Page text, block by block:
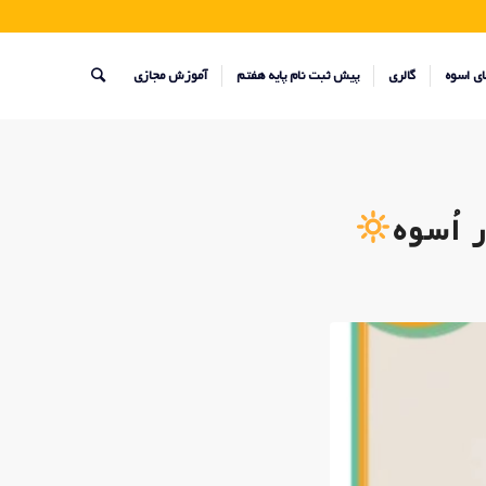
اسوه گالری پیش ثبت نام پایه هفتم آموزش مجازی
اُسوه